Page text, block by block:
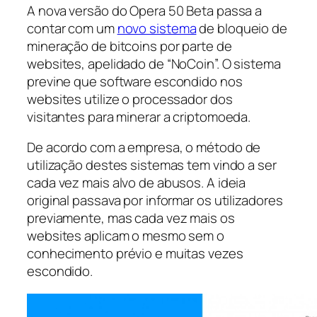
A nova versão do Opera 50 Beta passa a
contar com umnovo sistemade bloqueio de
mineração de bitcoins por parte de
websites, apelidado de “NoCoin”. O sistema
previne que software escondido nos
websites utilize o processador dos
visitantes para minerar a criptomoeda.
De acordo com a empresa, o método de
utilização destes sistemas tem vindo a ser
cada vez mais alvo de abusos. A ideia
original passava por informar os utilizadores
previamente, mas cada vez mais os
websites aplicam o mesmo sem o
conhecimento prévio e muitas vezes
escondido.